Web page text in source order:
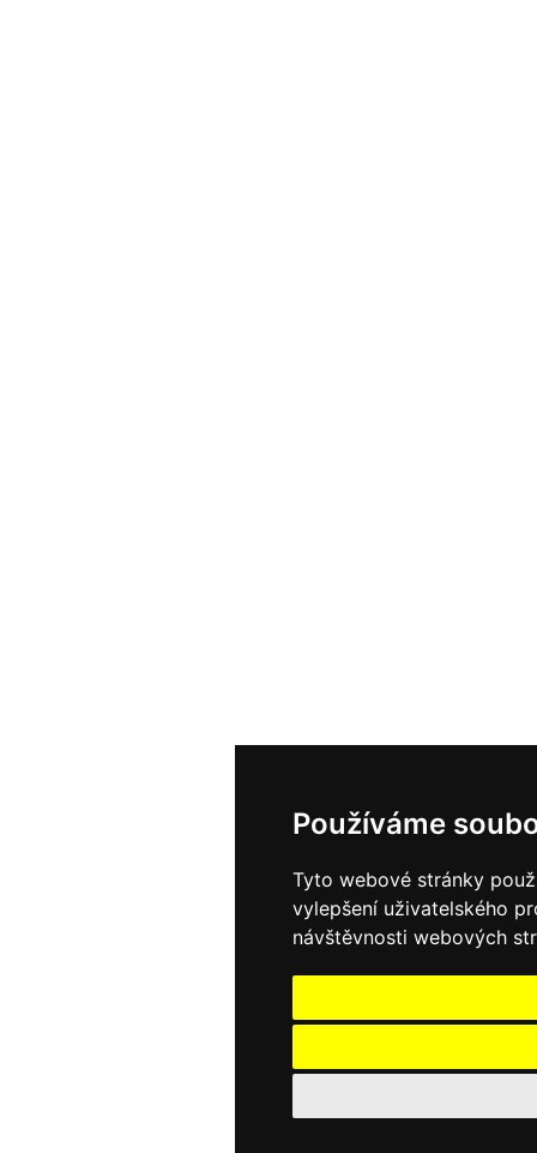
Používáme
Tyto webové stránky
vylepšení uživatelského
návštěvnosti webových